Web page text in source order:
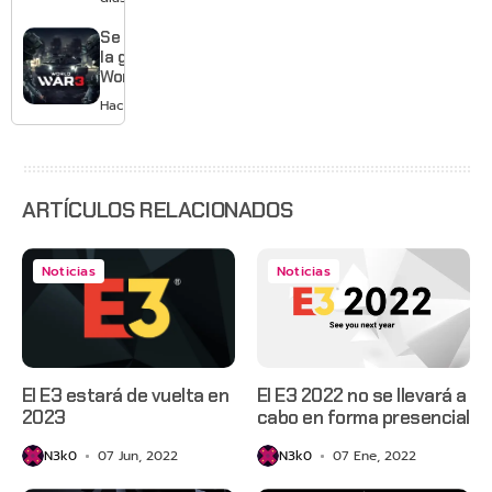
War: E-
Day,
Grounded
Se acabó
la guerra:
World War
3 apaga
sus
Hace 3 días
ARTÍCULOS RELACIONADOS
Noticias
El E3 estará de vuelta en
2023
N3k0 07 Jun, 2022
Noticias
El E3 2022 no se llevará a
cabo en forma presencial
N3k0 07 Ene, 2022